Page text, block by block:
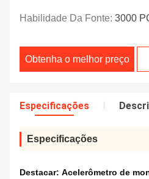
Habilidade Da Fonte: 3000
Obtenha o melhor preço
Especificações
Especificações
Destacar: Acelerômetro de